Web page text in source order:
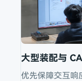
大型装配与
优先保障交互响